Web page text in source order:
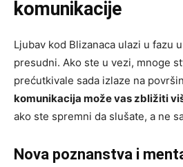
komunikacije
Ljubav kod Blizanaca ulazi u fazu
presudni. Ako ste u vezi, mnoge
prećutkivale sada izlaze na
komunikacija može vas zbližiti
ako ste spremni da slušate, a ne
Nova poznanstva i